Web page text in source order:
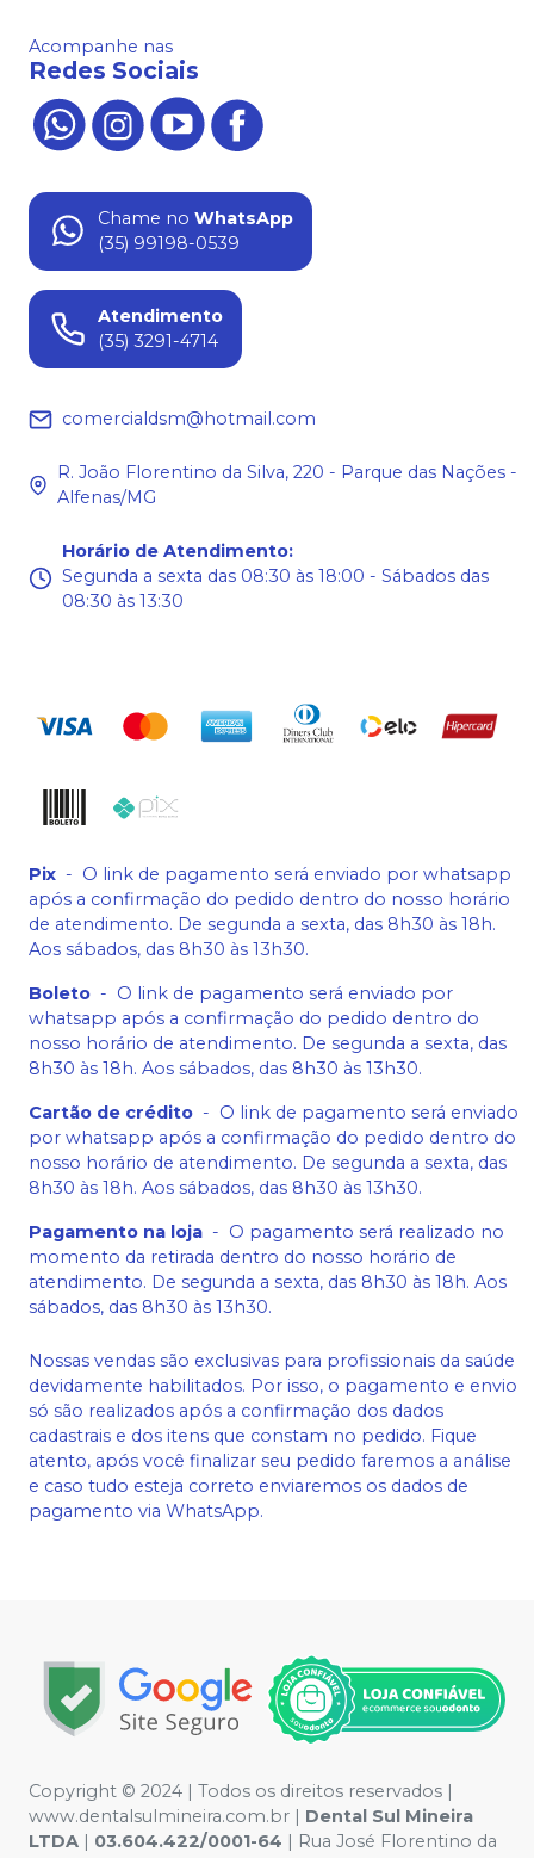
Acompanhe nas
Redes Sociais
Chame no WhatsApp
(35) 99198-0539
Atendimento
(35) 3291-4714
comercialdsm@hotmail.com
R. João Florentino da Silva, 220 - Parque das Nações -
Alfenas/MG
Horário de Atendimento:
Segunda a sexta das 08:30 às 18:00 - Sábados das
08:30 às 13:30
Pix - O link de pagamento será enviado por whatsapp
após a confirmação do pedido dentro do nosso horário
de atendimento. De segunda a sexta, das 8h30 às 18h.
Aos sábados, das 8h30 às 13h30.
Boleto - O link de pagamento será enviado por
whatsapp após a confirmação do pedido dentro do
nosso horário de atendimento. De segunda a sexta, das
8h30 às 18h. Aos sábados, das 8h30 às 13h30.
Cartão de crédito - O link de pagamento será enviado
por whatsapp após a confirmação do pedido dentro do
nosso horário de atendimento. De segunda a sexta, das
8h30 às 18h. Aos sábados, das 8h30 às 13h30.
Pagamento na loja - O pagamento será realizado no
momento da retirada dentro do nosso horário de
atendimento. De segunda a sexta, das 8h30 às 18h. Aos
sábados, das 8h30 às 13h30.
Nossas vendas são exclusivas para profissionais da saúde
devidamente habilitados. Por isso, o pagamento e envio
só são realizados após a confirmação dos dados
cadastrais e dos itens que constam no pedido. Fique
atento, após você finalizar seu pedido faremos a análise
e caso tudo esteja correto enviaremos os dados de
pagamento via WhatsApp.
Copyright © 2024 | Todos os direitos reservados |
www.dentalsulmineira.com.br | Dental Sul Mineira
LTDA | 03.604.422/0001-64 | Rua José Florentino da